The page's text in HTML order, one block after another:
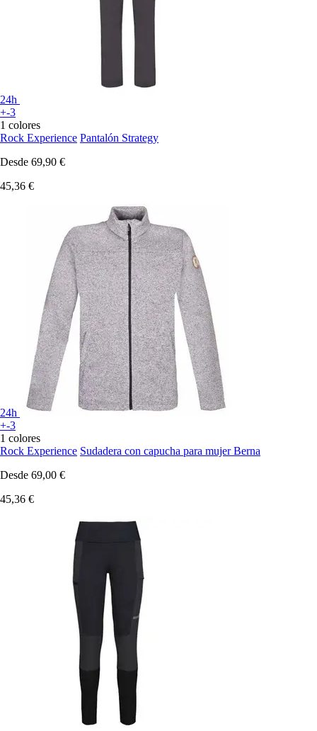
24h
+-3
1 colores
Rock Experience Pantalón Strategy
Desde 69,90 €
45,36 €
24h
+-3
1 colores
Rock Experience Sudadera con capucha para mujer Berna
Desde 69,00 €
45,36 €